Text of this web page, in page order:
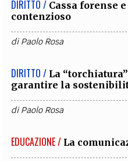
DIRITTO / Cassa forense
contenzioso
diPaolo Rosa
DIRITTO / La
garantire la
diPaolo Rosa
EDUCAZIONE / La